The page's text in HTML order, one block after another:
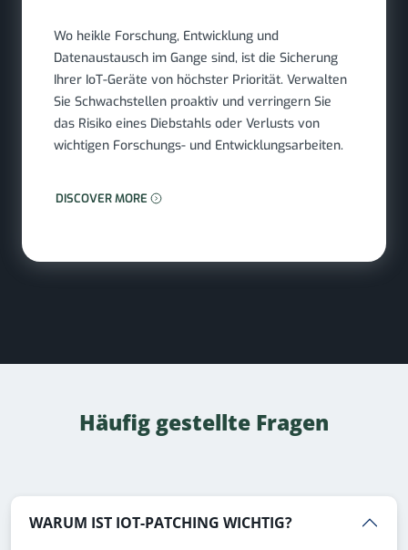
Wo heikle Forschung, Entwicklung und
Datenaustausch im Gange sind, ist die Sicherung
Ihrer IoT-Geräte von höchster Priorität. Verwalten
Sie Schwachstellen proaktiv und verringern Sie
das Risiko eines Diebstahls oder Verlusts von
wichtigen Forschungs- und Entwicklungsarbeiten.
DISCOVER MORE MEHR ERFAHREN: BIOWISSENSCHAFTEN
Häufig gestellte Fragen
WARUM IST IOT-PATCHING WICHTIG?